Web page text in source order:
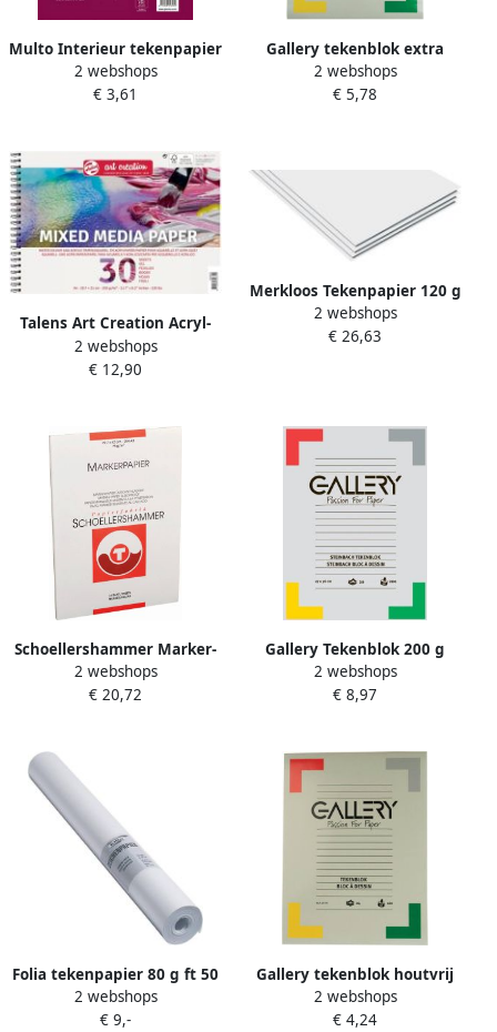
Multo Interieur tekenpapier
A4 23-rings 50 vel
2 webshops
€ 3,61
Gallery tekenblok extra
zwaar houtvrij papier 190 g
mÃÂ² ft 29 7 x 42 cm (A3)
2 webshops
€ 5,78
Talens Art Creation Acryl-
aquarelverfpapier mixed
media A4 wit
2 webshops
€ 12,90
Merkloos Tekenpapier 120 g
ft 21 x 29 7 cm A4 pak van
500 vel
2 webshops
€ 26,63
Schoellershammer Marker-
Layoutpapier A3 75g m2 75
vel VF5003078
2 webshops
€ 20,72
Gallery Tekenblok 200 g
mÂ² steinbach gekorreld 20
blad ft 27 x 36 cm
2 webshops
€ 8,97
Folia tekenpapier 80 g ft 50
cm x 25 m houtvrij papier
op rol
2 webshops
€ 9,-
Gallery tekenblok houtvrij
papier 120 g mÃÂ² ft 24 x 32
cm blok van 24 vel
2 webshops
€ 4,24